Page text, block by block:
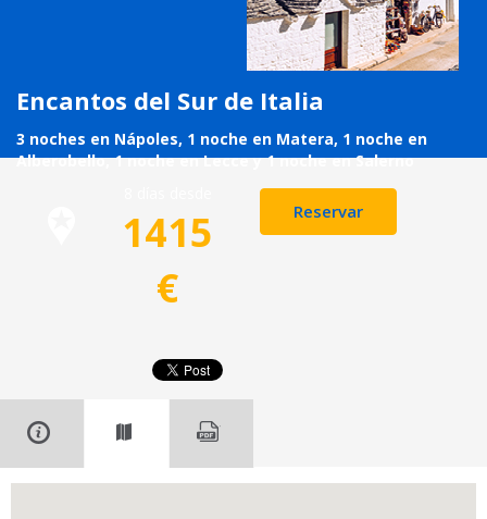
Encantos del Sur de Italia
3 noches en Nápoles, 1 noche en Matera, 1 noche en
Alberobello, 1 noche en Lecce y 1 noche en Salerno
1415
€
Reservar